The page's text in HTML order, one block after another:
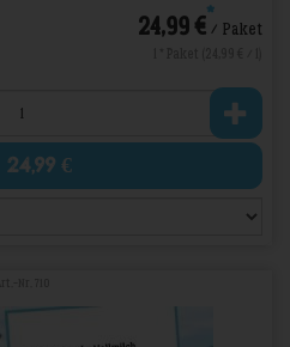
24,99 €*/ Paket
24,99 €